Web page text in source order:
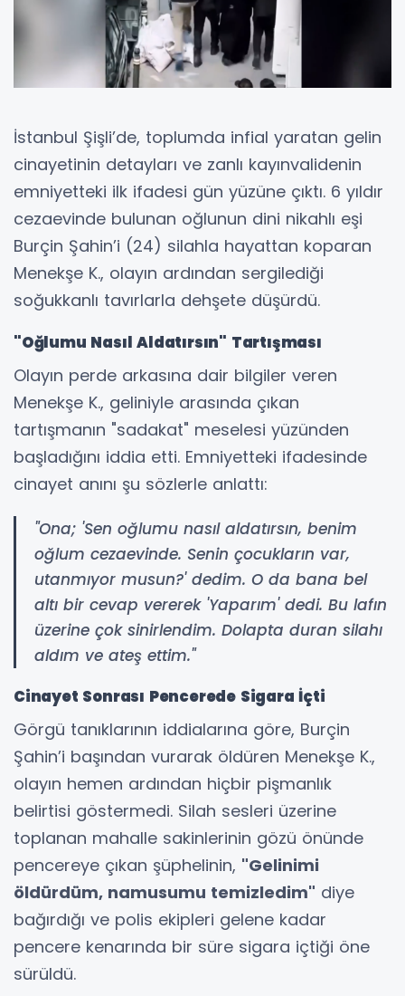
İstanbul Şişli’de, toplumda infial yaratan gelin
cinayetinin detayları ve zanlı kayınvalidenin
emniyetteki ilk ifadesi gün yüzüne çıktı. 6 yıldır
cezaevinde bulunan oğlunun dini nikahlı eşi
Burçin Şahin’i (24) silahla hayattan koparan
Menekşe K., olayın ardından sergilediği
soğukkanlı tavırlarla dehşete düşürdü.
"Oğlumu Nasıl Aldatırsın" Tartışması
Olayın perde arkasına dair bilgiler veren
Menekşe K., geliniyle arasında çıkan
tartışmanın "sadakat" meselesi yüzünden
başladığını iddia etti. Emniyetteki ifadesinde
cinayet anını şu sözlerle anlattı:
"Ona; 'Sen oğlumu nasıl aldatırsın, benim
oğlum cezaevinde. Senin çocukların var,
utanmıyor musun?' dedim. O da bana bel
altı bir cevap vererek 'Yaparım' dedi. Bu lafın
üzerine çok sinirlendim. Dolapta duran silahı
aldım ve ateş ettim."
Cinayet Sonrası Pencerede Sigara İçti
Görgü tanıklarının iddialarına göre, Burçin
Şahin’i başından vurarak öldüren Menekşe K.,
olayın hemen ardından hiçbir pişmanlık
belirtisi göstermedi. Silah sesleri üzerine
toplanan mahalle sakinlerinin gözü önünde
pencereye çıkan şüphelinin, "Gelinimi
öldürdüm, namusumu temizledim" diye
bağırdığı ve polis ekipleri gelene kadar
pencere kenarında bir süre sigara içtiği öne
sürüldü.